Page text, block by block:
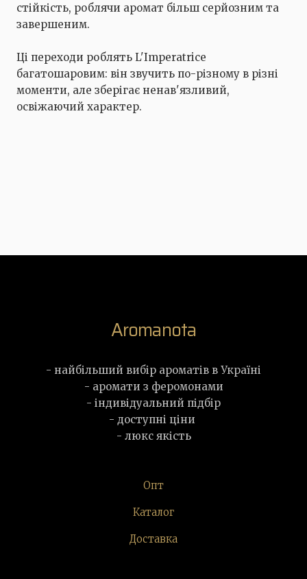
стійкість, роблячи аромат більш серйозним та
завершеним.
Ці переходи роблять L'Imperatrice
багатошаровим: він звучить по-різному в різні
моменти, але зберігає ненав'язливий,
освіжаючий характер.
Aromanota
- найбільший вибір ароматів в Україні
- аромати з феромонами
- індивідуальний підбір
- доступні ціни
- люкс якість
Опт
Каталог
Доставка